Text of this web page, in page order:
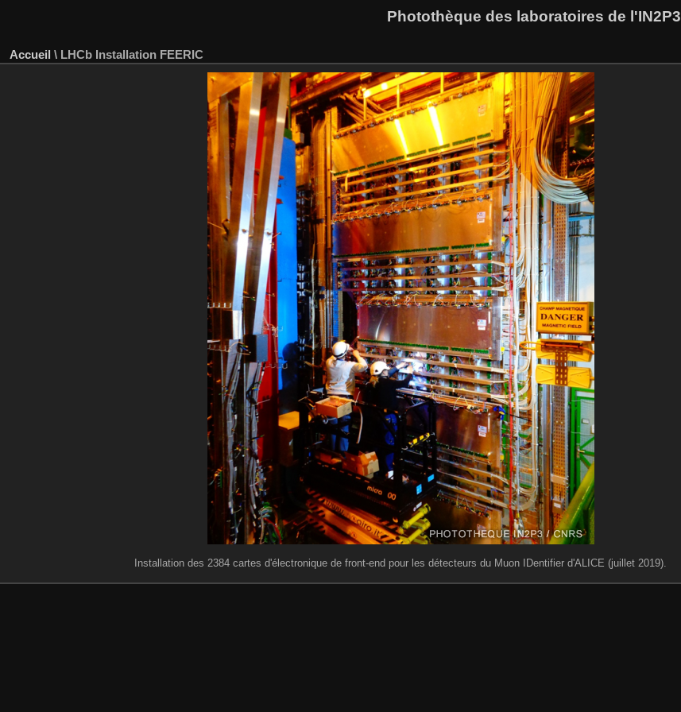
Photothèque des laboratoires de l'IN2P3
Accueil \ LHCb Installation FEERIC
Installation des 2384 cartes d'électronique de front-end pour les détecteurs du Muon IDentifier d'ALICE (juillet 2019).